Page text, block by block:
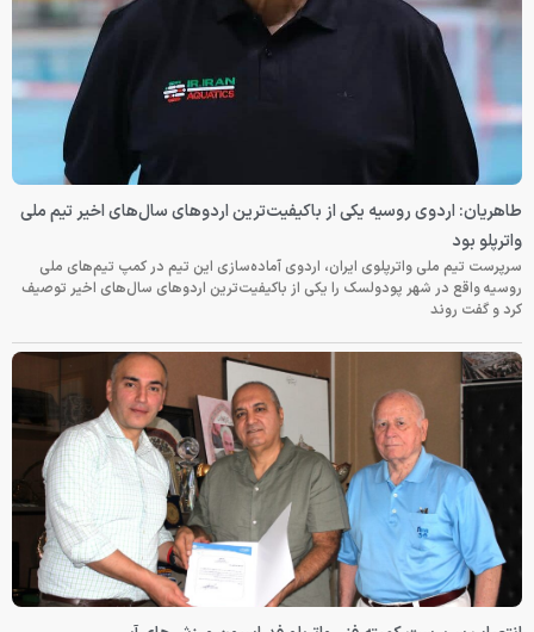
طاهریان: اردوی روسیه یکی از باکیفیت‌ترین اردوهای سال‌های اخیر تیم ملی
واترپلو بود
سرپرست تیم ملی واترپلوی ایران، اردوی آماده‌سازی این تیم در کمپ تیم‌های ملی
روسیه واقع در شهر پودولسک را یکی از باکیفیت‌ترین اردوهای سال‌های اخیر توصیف
کرد و گفت روند